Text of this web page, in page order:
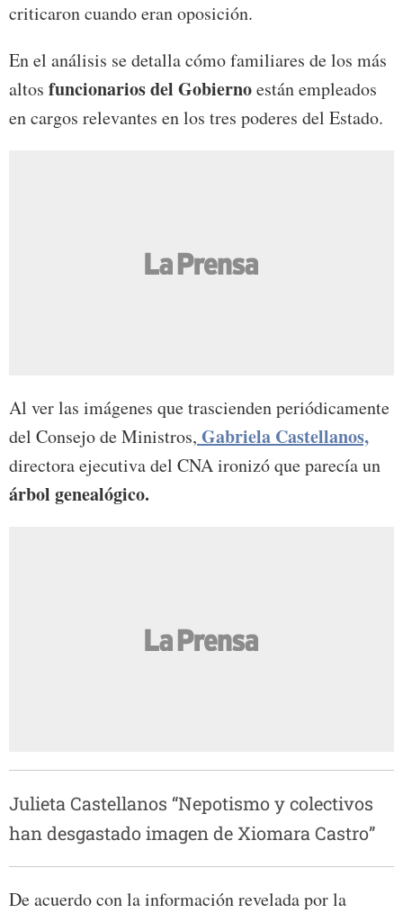
criticaron cuando eran oposición.
En el análisis se detalla cómo familiares de los más
altos funcionarios del Gobiernoestán empleados
en cargos relevantes en los tres poderes del Estado.
Al ver las imágenes que trascienden periódicamente
del Consejo de Ministros, Gabriela Castellanos,
directora ejecutiva del CNA ironizó que parecía un
árbol genealógico.
Julieta Castellanos “Nepotismo y colectivos
han desgastado imagen de Xiomara Castro”
De acuerdo con la información revelada por la